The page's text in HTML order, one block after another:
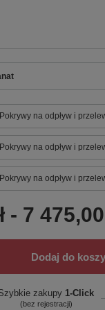
na odpływ i
na odpływ i
na odpływ i
- 7 475,00
Dodaj do
zakupy 1-Click
(bez rejestracji)